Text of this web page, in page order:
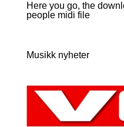
Here you go, the
people midi file
Musikk nyheter